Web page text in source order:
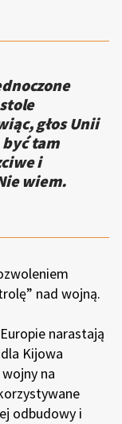
głos Unii
tam
i
wiem.
nad wojną.
narastają
Kijowa
na
odbudowy i